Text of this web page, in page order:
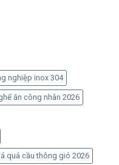
nghiệp inox 304
ăn công nhân 2026
quả cầu thông gió 2026